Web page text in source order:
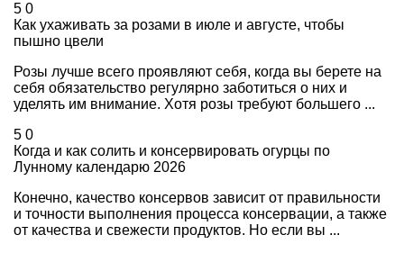
5 0
Как ухаживать за розами в июле и августе, чтобы
пышно цвели
Розы лучше всего проявляют себя, когда вы берете на
себя обязательство регулярно заботиться о них и
уделять им внимание. Хотя розы требуют большего ...
5 0
Когда и как солить и консервировать огурцы по
Лунному календарю 2026
Конечно, качество консервов зависит от правильности
и точности выполнения процесса консервации, а также
от качества и свежести продуктов. Но если вы ...